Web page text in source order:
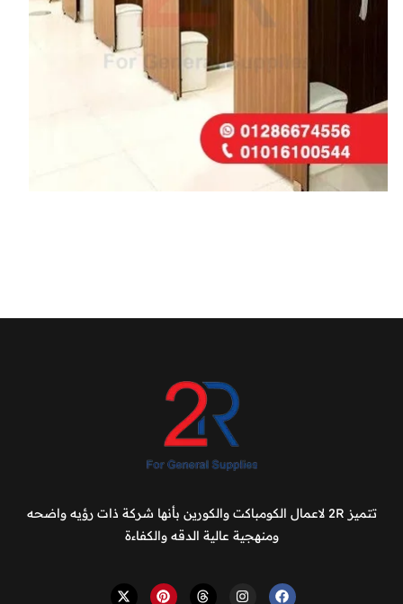
تتميز 2R لاعمال الكومباكت والكورين بأنها شركة ذات رؤيه واضحه
ومنهجية عالية الدقه والكفاءة